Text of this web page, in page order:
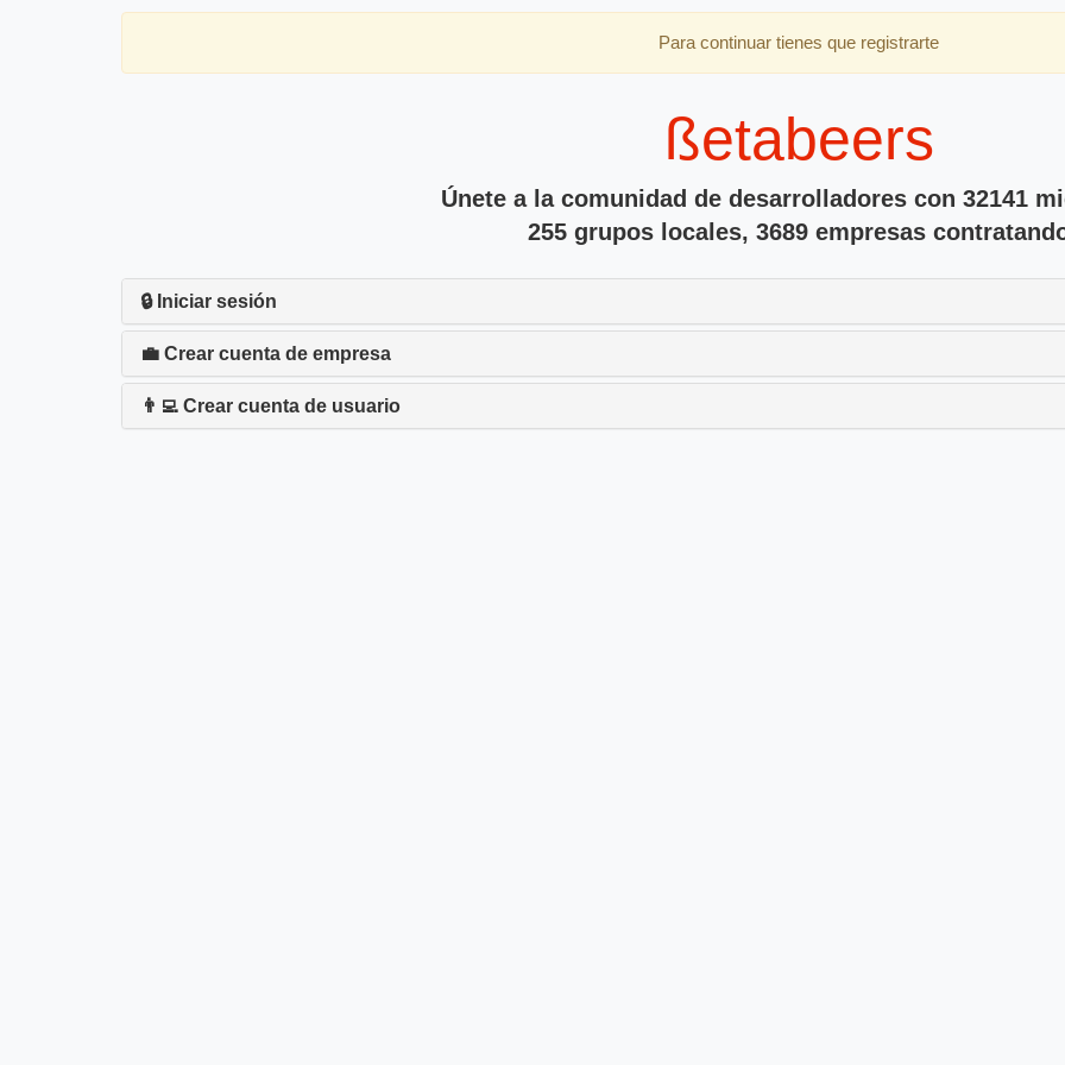
Para continuar tienes que registrarte
ßetabeers
Únete a la comunidad de desarrolladores con 32141
255 grupos locales, 3689 empresas
🔒 Iniciar sesión
💼 Crear cuenta de empresa
👨‍💻 Crear cuenta de usuario